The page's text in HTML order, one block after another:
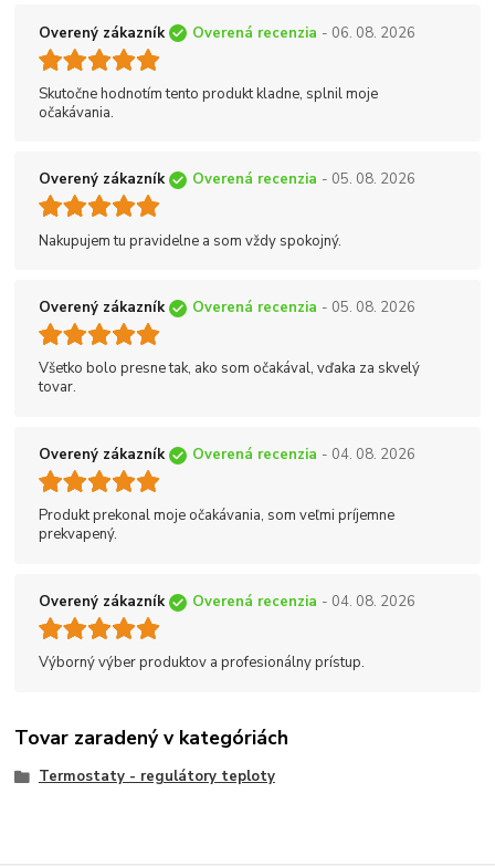
Overený zákazník Overená recenzia - 06. 08. 2026
Skutočne hodnotím tento produkt kladne, splnil moje
očakávania.
Overený zákazník Overená recenzia - 05. 08. 2026
Nakupujem tu pravidelne a som vždy spokojný.
Overený zákazník Overená recenzia - 05. 08. 2026
Všetko bolo presne tak, ako som očakával, vďaka za skvelý
tovar.
Overený zákazník Overená recenzia - 04. 08. 2026
Produkt prekonal moje očakávania, som veľmi príjemne
prekvapený.
Overený zákazník Overená recenzia - 04. 08. 2026
Výborný výber produktov a profesionálny prístup.
Tovar zaradený v kategóriách
Termostaty - regulátory teploty